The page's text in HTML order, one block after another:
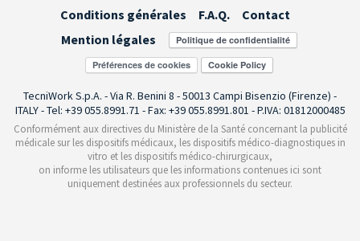
Conditions générales
F.A.Q.
Contact
Mention légales
Préférences de cookies
TecniWork S.p.A. - Via R. Benini 8 - 50013 Campi Bisenzio (Firenze) -
ITALY - Tel: +39 055.8991.71 - Fax: +39 055.8991.801 - P.IVA: 01812000485
Conformément aux directives du Ministère de la Santé concernant la publicité
médicale sur les dispositifs médicaux, les dispositifs médico-diagnostiques in
vitro et les dispositifs médico-chirurgicaux,
on informe les utilisateurs que les informations contenues ici sont
uniquement destinées aux professionnels du secteur.